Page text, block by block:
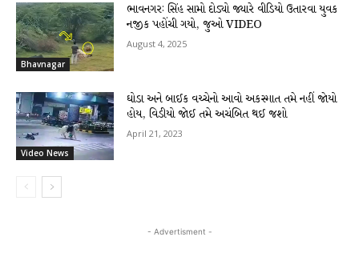
Bhavnagar
ભાવનગરઃ સિંહ સામો દોડ્યો જ્યારે વીડિયો ઉતારવા યુવક
નજીક પહોંચી ગયો, જુઓ VIDEO
August 4, 2025
Video News
ઘોડા અને બાઈક વચ્ચેનો આવો અકસ્માત તમે નહીં જોયો
હોય, વિડીયો જોઈ તમે અચંબિત થઈ જશો
April 21, 2023
- Advertisment -